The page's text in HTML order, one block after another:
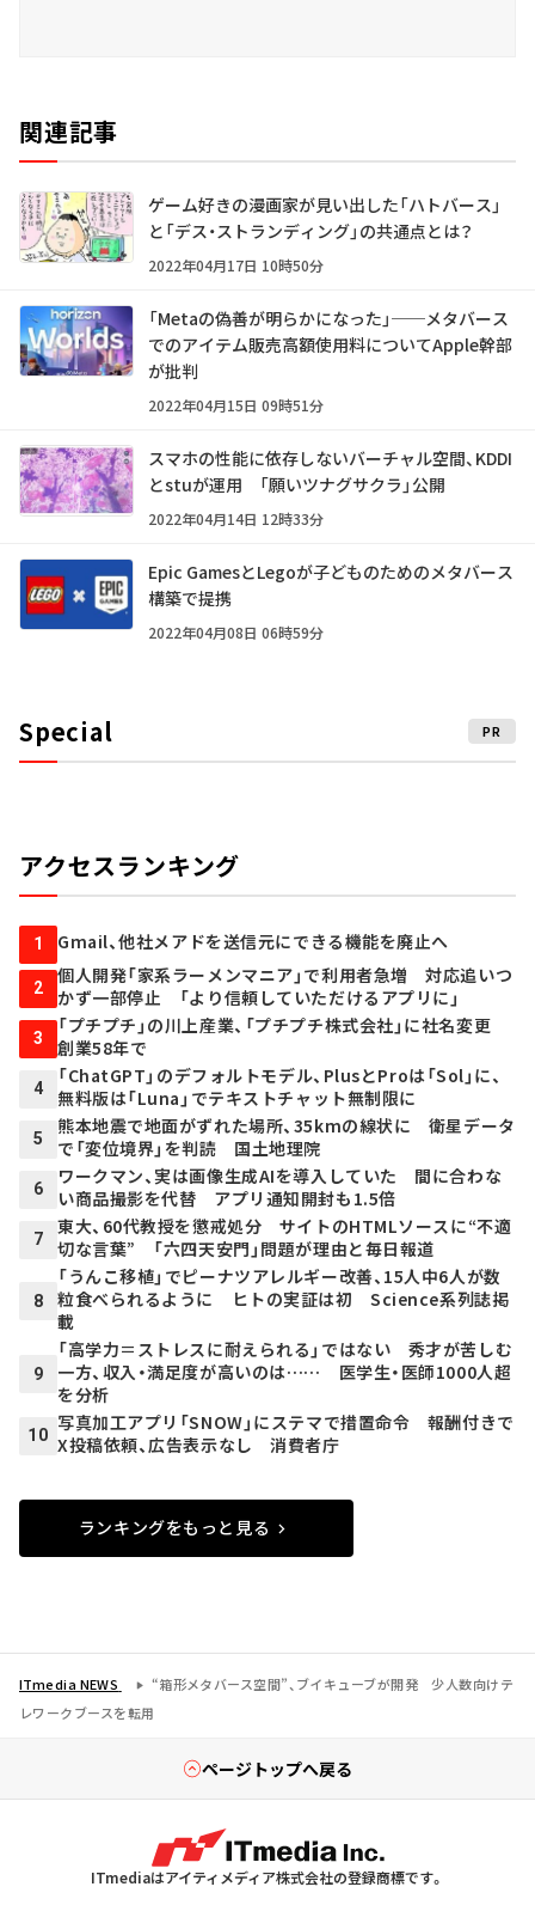
関連記事
ゲーム好きの漫画家が見い出した「ハトバース」
と「デス・ストランディング」の共通点とは？
2022年04月17日 10時50分
「Metaの偽善が明らかになった」──メタバース
でのアイテム販売高額使用料についてApple幹部
が批判
2022年04月15日 09時51分
スマホの性能に依存しないバーチャル空間、KDDI
とstuが運用 「願いツナグサクラ」公開
2022年04月14日 12時33分
Epic GamesとLegoが子どものためのメタバース
構築で提携
2022年04月08日 06時59分
Special PR
アクセスランキング
1 Gmail、他社メアドを送信元にできる機能を廃止へ
2
個人開発「家系ラーメンマニア」で利用者急増 対応追いつ
かず一部停止 「より信頼していただけるアプリに」
3
「プチプチ」の川上産業、「プチプチ株式会社」に社名変更
創業58年で
4
「ChatGPT」のデフォルトモデル、PlusとProは「Sol」に、
無料版は「Luna」でテキストチャット無制限に
5
熊本地震で地面がずれた場所、35kmの線状に 衛星データ
で「変位境界」を判読 国土地理院
6
ワークマン、実は画像生成AIを導入していた 間に合わな
い商品撮影を代替 アプリ通知開封も1.5倍
7
東大、60代教授を懲戒処分 サイトのHTMLソースに“不適
切な言葉” 「六四天安門」問題が理由と毎日報道
8
「うんこ移植」でピーナツアレルギー改善、15人中6人が数
粒食べられるように ヒトの実証は初 Science系列誌掲
載
9
「高学力＝ストレスに耐えられる」ではない 秀才が苦しむ
一方、収入・満足度が高いのは…… 医学生・医師1000人超
を分析
10
写真加工アプリ「SNOW」にステマで措置命令 報酬付きで
X投稿依頼、広告表示なし 消費者庁
ランキングをもっと見る
ITmedia NEWS
“箱形メタバース空間”、ブイキューブが開発 少人数向けテ
レワークブースを転用
ページトップへ戻る
ITmediaはアイティメディア株式会社の登録商標です。